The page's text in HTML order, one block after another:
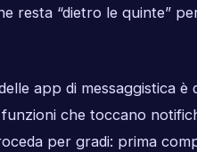
resta “dietro le quinte”
app di messaggistica è
che toccano
per gradi: prima